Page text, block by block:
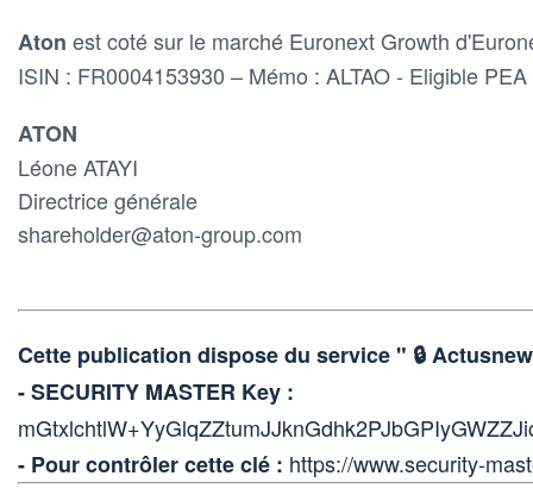
Aton est coté sur le marché Euronext Growth
ISIN : FR0004153930 – Mémo : ALTAO - Eligible
ATON
Léone ATAYI
Directrice générale
shareholder@aton-group.com
Cette publication dispose du service " 🔒
- SECURITY MASTER Key :
- Pour contrôler cette clé : https://www.security-